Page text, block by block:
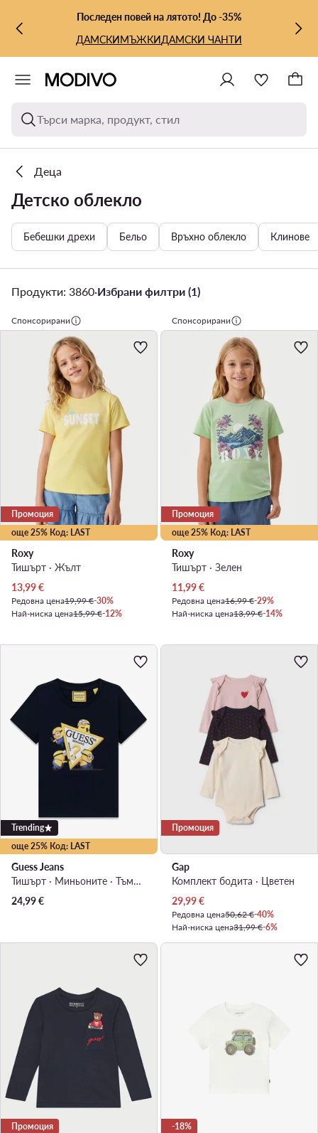
КЪМ ОСНОВНОТО СЪДЪРЖАНИЕ
КЪМ ТЪРСЕНЕПоследен повей на лятото! До -35%
ДАМСКИМЪЖКИДАМСКИ ЧАНТИ
Търси марка, продукт, стил
Деца
Детско облекло
Бебешки дрехи Бельо Връхно облекло Клинове
Продукти: 3860·Избрани филтри (1)
Спонсорирани
още 25% Код: LAST
Промоция
Roxy
Тишърт · Жълт
Актуална цена
13,99€
Редовна цена19,99 €-30%
Най-ниска цена15,99 €-12%
Спонсорирани
още 25% Код: LAST
Промоция
Roxy
Тишърт · Зелен
Актуална цена
11,99€
Редовна цена16,99 €-29%
Най-ниска цена13,99 €-14%
още 25% Код: LAST
Trending
Guess Jeans
Тишърт · Миньоните · Тъмносин
24,99€
Промоция
Gap
Комплект бодита · Цветен
Актуална цена
29,99€
Редовна цена50,62 €-40%
Най-ниска цена31,99 €-6%
Промоция -18%